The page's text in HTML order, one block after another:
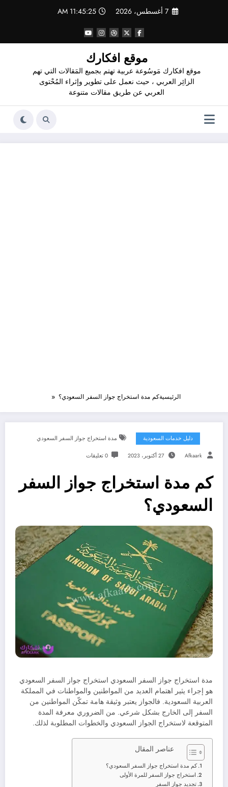
7 أغسطس، 2026 11:45:26 AM
موقع افكارك
موقع افكارك مَوسُوعة عربية تهتم بجميع المَقالات التي تهم
الزائِر العربي ، حيث نعمل على تطوير وإثراء المُحْتوى
العربي عن طريق مقالات متنوعة
الرئيسيةكم مدة استخراج جواز السفر السعودي؟
دليل خدمات السعودية مدة استخراج جواز السفر السعودي
Afkaark 27 أكتوبر، 2023 0 تعليقات
كم مدة استخراج جواز السفر
السعودي؟
مدة استخراج جواز السفر السعودي استخراج جواز السفر السعودي
هو إجراء يثير اهتمام العديد من المواطنين والمواطنات في المملكة
العربية السعودية. فالجواز يعتبر وثيقة هامة تمكّن المواطنين من
السفر إلى الخارج بشكل شرعي. من الضروري معرفة المدة
المتوقعة لاستخراج الجواز السعودي والخطوات المطلوبة لذلك.
عناصر المقال
كم مدة استخراج جواز السفر السعودي؟
استخراج جواز السفر للمرة الأولى
تجديد جواز السفر